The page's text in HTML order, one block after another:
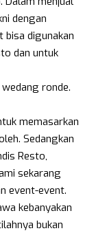
dengan
digunakan
dan untuk
ronde.
memasarkan
Sedangkan
Resto,
sekarang
event-event.
kebanyakan
bukan